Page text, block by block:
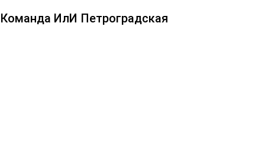
Команда ИлИ Петроградская